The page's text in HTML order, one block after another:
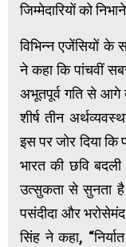
जिम्मेदारियों को
विभिन्न एजेंसियों के
ने कहा कि पांचवीं
अभूतपूर्व गति से आगे
शीर्ष तीन
इस पर जोर दिया कि
भारत की छवि
उत्सुकता से सुनता
पसंदीदा और
सिंह ने कहा,